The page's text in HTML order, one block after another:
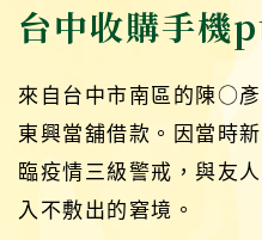
台中收購手機
來自台中市南區的陳○
東興當舖借款。因當時
臨疫情三級警戒，與友
入不敷出的窘境。